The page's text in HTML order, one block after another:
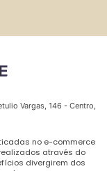
Vargas, 146 - Centro,
no e-commerce
através do
divergirem dos